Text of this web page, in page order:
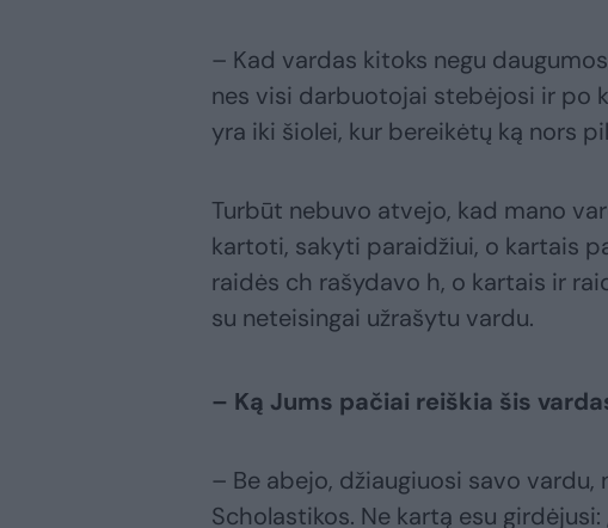
– Kad vardas kitoks negu
nes visi darbuotojai stebėjosi ir po
yra iki šiolei, kur bereikėtų ką nors
Turbūt nebuvo atvejo, kad mano
kartoti, sakyti paraidžiui, o kartais
raidės ch rašydavo h, o kartais ir
su neteisingai užrašytu vardu.
– Ką Jums pačiai reiškia šis
– Be abejo, džiaugiuosi savo
Scholastikos. Ne kartą esu